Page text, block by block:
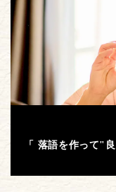
「 落語を作って"